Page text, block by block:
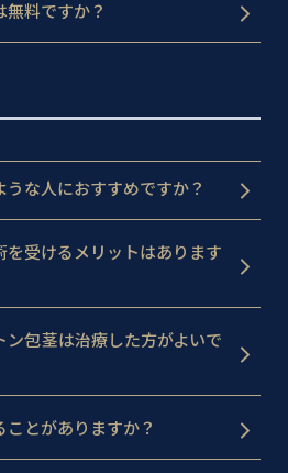
料ですか？
な人におすすめですか？
を受けるメリットはあります
ン包茎は治療した方がよいで
とがありますか？